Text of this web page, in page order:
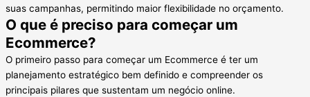
suas campanhas, permitindo maior flexibilidade no orçamento.
O que é preciso para começar um
Ecommerce?
O primeiro passo para começar um Ecommerce é ter um
planejamento estratégico bem definido e compreender os
principais pilares que sustentam um negócio online.